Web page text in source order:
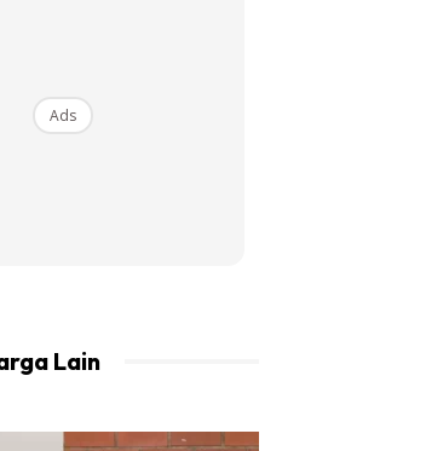
Ads
Lain